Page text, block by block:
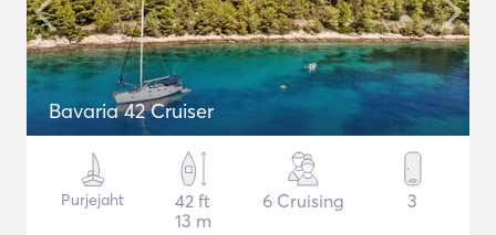
Bavaria 42 Cruiser
Purjejaht
42 ft
13 m
6 Cruising 3